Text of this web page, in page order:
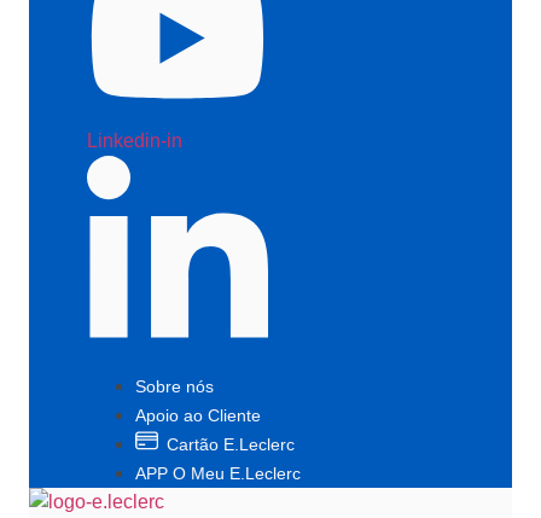
Linkedin-in
Sobre nós
Apoio ao Cliente
Cartão E.Leclerc
APP O Meu E.Leclerc